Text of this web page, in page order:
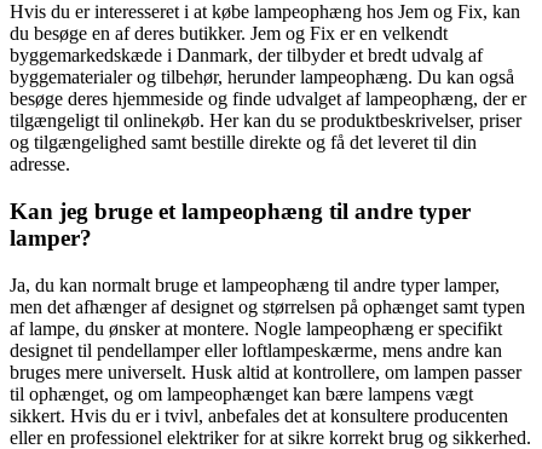
Hvis du er interesseret i at købe lampeophæng hos Jem og Fix, kan
du besøge en af deres butikker. Jem og Fix er en velkendt
byggemarkedskæde i Danmark, der tilbyder et bredt udvalg af
byggematerialer og tilbehør, herunder lampeophæng. Du kan også
besøge deres hjemmeside og finde udvalget af lampeophæng, der er
tilgængeligt til onlinekøb. Her kan du se produktbeskrivelser, priser
og tilgængelighed samt bestille direkte og få det leveret til din
adresse.
Kan jeg bruge et lampeophæng til andre typer
lamper?
Ja, du kan normalt bruge et lampeophæng til andre typer lamper,
men det afhænger af designet og størrelsen på ophænget samt typen
af lampe, du ønsker at montere. Nogle lampeophæng er specifikt
designet til pendellamper eller loftlampeskærme, mens andre kan
bruges mere universelt. Husk altid at kontrollere, om lampen passer
til ophænget, og om lampeophænget kan bære lampens vægt
sikkert. Hvis du er i tvivl, anbefales det at konsultere producenten
eller en professionel elektriker for at sikre korrekt brug og sikkerhed.